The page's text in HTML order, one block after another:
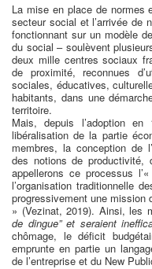
La mise en place de normes
secteur social et l’arrivée de
fonctionnant sur un modèle
du social – soulèvent
deux mille centres sociaux
de proximité, reconnues
sociales, éducatives,
habitants, dans une
territoire.
Mais, depuis l’adoption
libéralisation de la partie
membres, la conception de
des notions de productivité,
appellerons ce processus
l’organisation traditionnelle
progressivement une mission
» (Vezinat, 2019). Ainsi, les
de dingue” et seraient
chômage, le déficit
emprunte en partie un
de l’entreprise et du New